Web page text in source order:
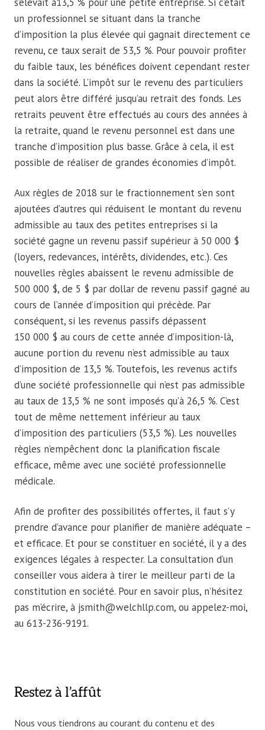
un professionnel se situant dans la tranche
d’imposition la plus élevée qui gagnait directement ce
revenu, ce taux serait de 53,5 %. Pour pouvoir profiter
du faible taux, les bénéfices doivent cependant rester
dans la société. L’impôt sur le revenu des particuliers
peut alors être différé jusqu’au retrait des fonds. Les
retraits peuvent être effectués au cours des années à
la retraite, quand le revenu personnel est dans une
tranche d’imposition plus basse. Grâce à cela, il est
possible de réaliser de grandes économies d’impôt.
Aux règles de 2018 sur le fractionnement s’en sont
ajoutées d’autres qui réduisent le montant du revenu
admissible au taux des petites entreprises si la
société gagne un revenu passif supérieur à 50 000 $
(loyers, redevances, intérêts, dividendes, etc.). Ces
nouvelles règles abaissent le revenu admissible de
500 000 $, de 5 $ par dollar de revenu passif gagné au
cours de l’année d’imposition qui précède. Par
conséquent, si les revenus passifs dépassent
150 000 $ au cours de cette année d’imposition-là,
aucune portion du revenu n’est admissible au taux
d’imposition de 13,5 %. Toutefois, les revenus actifs
d’une société professionnelle qui n’est pas admissible
au taux de 13,5 % ne sont imposés qu’à 26,5 %. C’est
tout de même nettement inférieur au taux
d’imposition des particuliers (53,5 %). Les nouvelles
règles n’empêchent donc la planification fiscale
efficace, même avec une société professionnelle
médicale.
Afin de profiter des possibilités offertes, il faut s’y
prendre d’avance pour planifier de manière adéquate –
et efficace. Et pour se constituer en société, il y a des
exigences légales à respecter. La consultation d’un
conseiller vous aidera à tirer le meilleur parti de la
constitution en société. Pour en savoir plus, n’hésitez
pas m’écrire, à jsmith@welchllp.com, ou appelez-moi,
au 613-236-9191.
Restez à l’affût
Nous vous tiendrons au courant du contenu et des